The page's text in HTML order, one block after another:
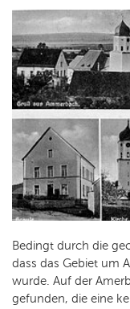
Bedingt durch die
dass das Gebiet um
wurde. Auf der
gefunden, die eine